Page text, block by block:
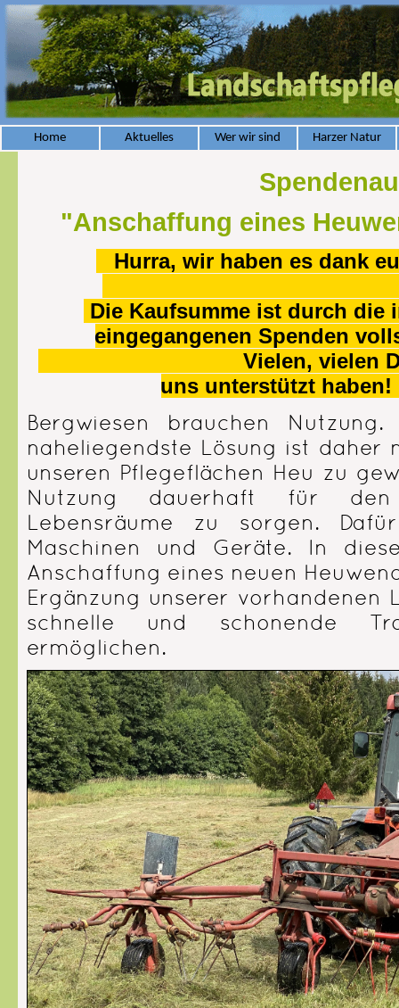
Home Aktuelles Wer wir sind Harzer Natur
"Anschaffung eines
Hurra, wir haben es dank
Die Kaufsumme ist durch die
eingegangenen Spenden
Vielen, vielen Dank an
uns
Bergwiesen brauchen
naheliegendste Lösung ist daher
unseren Pflegeflächen Heu zu
Nutzung dauerhaft für
Lebensräume zu sorgen.
Maschinen und Geräte. In
Anschaffung eines neuen
Ergänzung unserer vorhandenen
schnelle und schonende
ermöglichen.